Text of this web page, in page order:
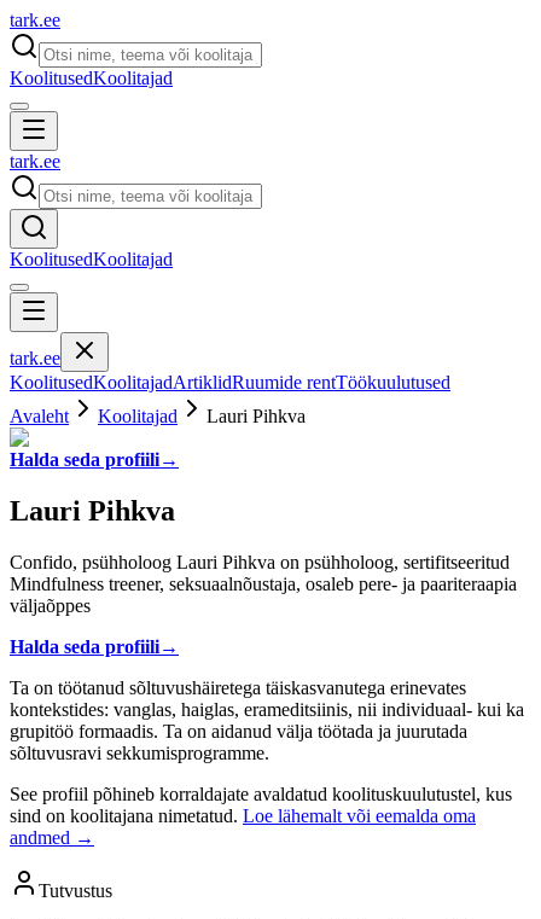
tark.ee
KoolitusedKoolitajad
tark.ee
KoolitusedKoolitajad
tark.ee
KoolitusedKoolitajadArtiklidRuumide rentTöökuulutused
Avaleht
Koolitajad Lauri Pihkva
Halda seda profiili→
Lauri Pihkva
Confido, psühholoog Lauri Pihkva on psühholoog, sertifitseeritud
Mindfulness treener, seksuaalnõustaja, osaleb pere- ja paariteraapia
väljaõppes
Halda seda profiili→
Ta on töötanud sõltuvushäiretega täiskasvanutega erinevates
kontekstides: vanglas, haiglas, erameditsiinis, nii individuaal- kui ka
grupitöö formaadis. Ta on aidanud välja töötada ja juurutada
sõltuvusravi sekkumisprogramme.
See profiil põhineb korraldajate avaldatud koolituskuulutustel, kus
sind on koolitajana nimetatud. Loe lähemalt või eemalda oma
andmed →
Tutvustus